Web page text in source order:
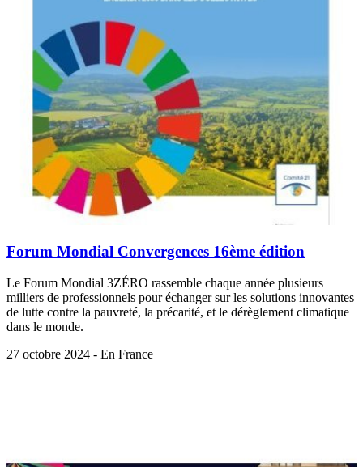
Forum Mondial Convergences 16ème édition
Le Forum Mondial 3ZÉRO rassemble chaque année plusieurs
milliers de professionnels pour échanger sur les solutions innovantes
de lutte contre la pauvreté, la précarité, et le dérèglement climatique
dans le monde.
27 octobre 2024 - En France